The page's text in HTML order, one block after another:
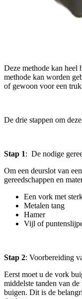
Deze methode kan heel
methode kan worden
of gewoon voor een
De drie stappen om
Stap 1: De nodige
Om een deurslot van
gereedschappen en
Een vork met
Metalen tang
Hamer
Vijl of
Stap 2: Voorbereiding
Eerst moet u de vork
middelste tanden van
buigen. Dit is de